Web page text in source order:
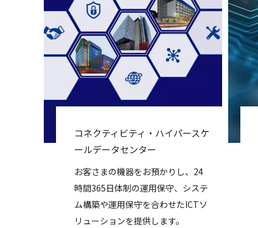
コネクティビティ・ハイパースケ
ールデータセンター
お客さまの機器をお預かりし、24
時間365日体制の運用保守、システ
ム構築や運用保守を合わせたICTソ
リューションを提供します。